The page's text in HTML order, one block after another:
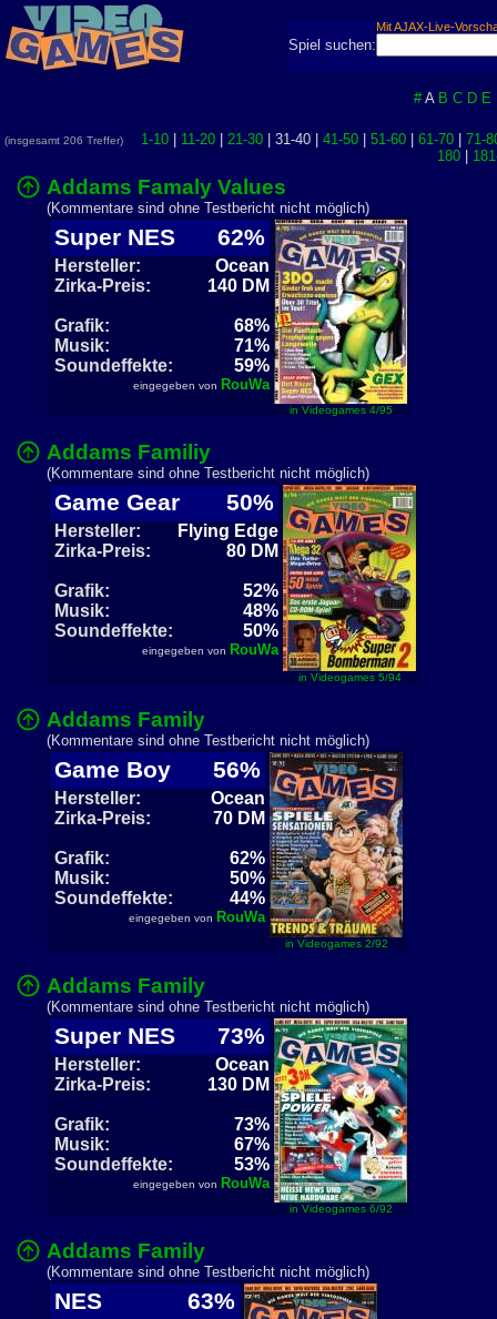
Mit AJAX-Live-
Spiel suchen:
# A B C D E
(insgesamt 206 Treffer) 1-10| 11-20| 21-30| 31-40 | 41-50| 51-60| 61-70| 71-
180
Addams Famaly Values
(Kommentare sind ohne Testbericht nicht möglich)
Super NES 62%
Hersteller:
Ocean
Zirka-Preis:
140 DM
Grafik:
68%
Musik:
71%
Soundeffekte:
59%
eingegeben von RouWa
in Videogames 4/95
Addams Familiy
(Kommentare sind ohne Testbericht nicht möglich)
Game Gear 50%
Hersteller:
Flying Edge
Zirka-Preis:
80 DM
Grafik:
52%
Musik:
48%
Soundeffekte:
50%
eingegeben von RouWa
in Videogames 5/94
Addams Family
(Kommentare sind ohne Testbericht nicht möglich)
Game Boy 56%
Hersteller:
Ocean
Zirka-Preis:
70 DM
Grafik:
62%
Musik:
50%
Soundeffekte:
44%
eingegeben von RouWa
in Videogames 2/92
Addams Family
(Kommentare sind ohne Testbericht nicht möglich)
Super NES 73%
Hersteller:
Ocean
Zirka-Preis:
130 DM
Grafik:
73%
Musik:
67%
Soundeffekte:
53%
eingegeben von RouWa
in Videogames 6/92
Addams Family
(Kommentare sind ohne Testbericht nicht möglich)
NES 63%